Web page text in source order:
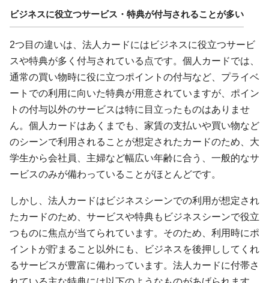
ビジネスに役立つサービス・特典が付与されることが多い
2つ目の違いは、法人カードにはビジネスに役立つサービ
スや特典が多く付与されている点です。個人カードでは、
通常の買い物時に役に立つポイントの付与など、プライベ
ートでの利用に向いた特典が用意されていますが、ポイン
トの付与以外のサービスは特に目立ったものはありませ
ん。個人カードはあくまでも、家賃の支払いや買い物など
のシーンで利用されることが想定されたカードのため、大
学生から会社員、主婦など幅広い年齢に合う、一般的なサ
ービスのみが備わっていることがほとんどです。
しかし、法人カードはビジネスシーンでの利用が想定され
たカードのため、サービスや特典もビジネスシーンで役立
つものに焦点が当てられています。そのため、利用時にポ
イントが貯まること以外にも、ビジネスを後押ししてくれ
るサービスが豊富に備わっています。法人カードに付帯さ